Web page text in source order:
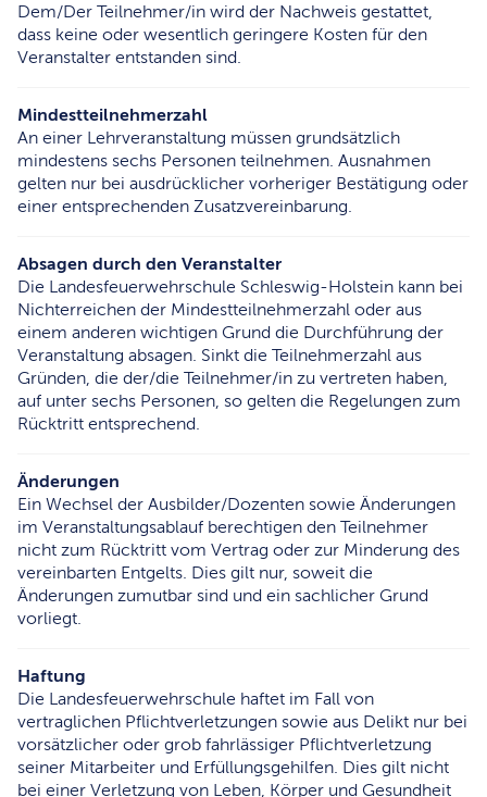
Dem/Der Teilnehmer/in wird der Nachweis gestattet,
dass keine oder wesentlich geringere Kosten für den
Veranstalter entstanden sind.
Mindestteilnehmerzahl
An einer Lehrveranstaltung müssen grundsätzlich
mindestens sechs Personen teilnehmen. Ausnahmen
gelten nur bei ausdrücklicher vorheriger Bestätigung oder
einer entsprechenden Zusatzvereinbarung.
Absagen durch den Veranstalter
Die Landesfeuerwehrschule Schleswig-Holstein kann bei
Nichterreichen der Mindestteilnehmerzahl oder aus
einem anderen wichtigen Grund die Durchführung der
Veranstaltung absagen. Sinkt die Teilnehmerzahl aus
Gründen, die der/die Teilnehmer/in zu vertreten haben,
auf unter sechs Personen, so gelten die Regelungen zum
Rücktritt entsprechend.
Änderungen
Ein Wechsel der Ausbilder/Dozenten sowie Änderungen
im Veranstaltungsablauf berechtigen den Teilnehmer
nicht zum Rücktritt vom Vertrag oder zur Minderung des
vereinbarten Entgelts. Dies gilt nur, soweit die
Änderungen zumutbar sind und ein sachlicher Grund
vorliegt.
Haftung
Die Landesfeuerwehrschule haftet im Fall von
vertraglichen Pflichtverletzungen sowie aus Delikt nur bei
vorsätzlicher oder grob fahrlässiger Pflichtverletzung
seiner Mitarbeiter und Erfüllungsgehilfen. Dies gilt nicht
bei einer Verletzung von Leben, Körper und Gesundheit